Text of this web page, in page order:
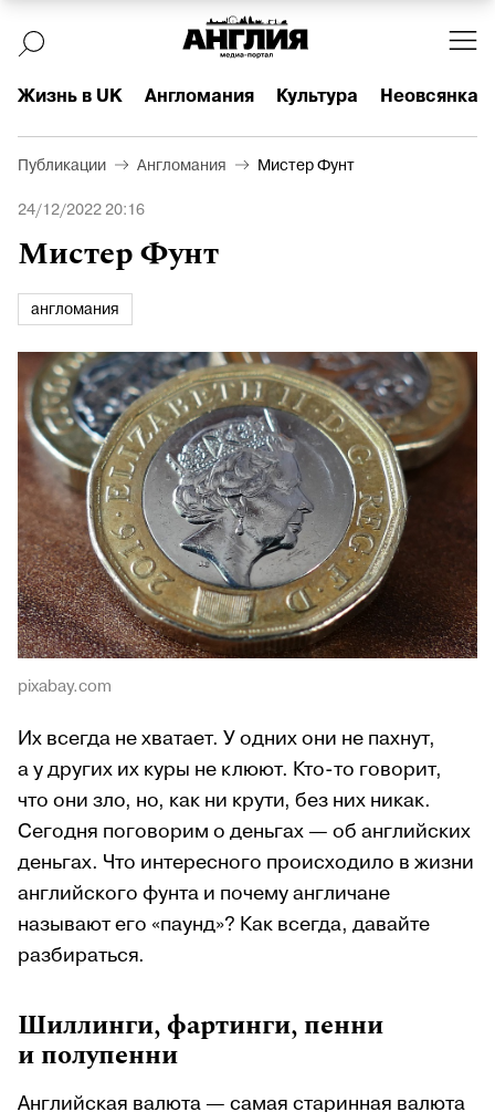
Жизнь в UK Англомания Культура Неовсянка
Публикации Англомания
Мистер Фунт
24/12/2022 20:16
Мистер Фунт
англомания
pixabay.com
Их всегда не хватает. У одних они не пахнут,
а у других их куры не клюют. Кто-то говорит,
что они зло, но, как ни крути, без них никак.
Сегодня поговорим о деньгах — об английских
деньгах. Что интересного происходило в жизни
английского фунта и почему англичане
называют его «паунд»? Как всегда, давайте
разбираться.
Шиллинги, фартинги, пенни
и полупенни
Английская валюта — самая старинная валюта